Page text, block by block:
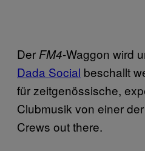
Der FM4-Waggon wird
Dada Social beschallt
für zeitgenössische,
Clubmusik von einer
Crews out there.